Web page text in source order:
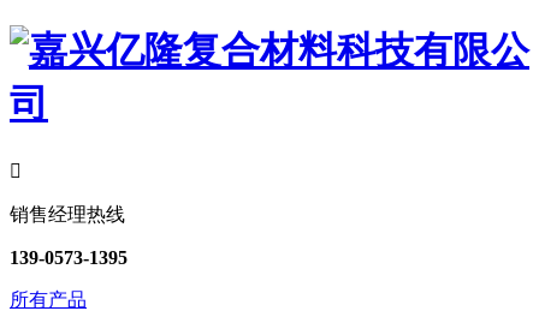

销售经理热线
139-0573-1395
所有产品